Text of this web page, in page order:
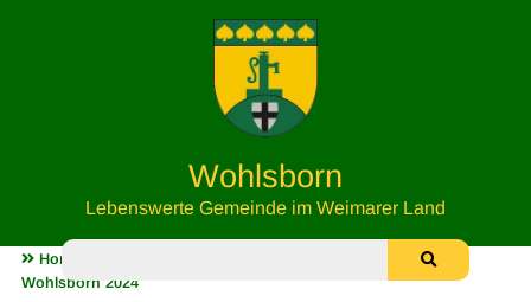
Wohlsborn
Lebenswerte Gemeinde im Weimarer Land
Home
Aus für Blutspende in
Wohlsborn 2024